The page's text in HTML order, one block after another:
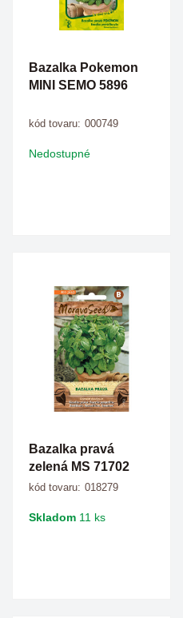
Bazalka Pokemon
MINI SEMO 5896
kód tovaru: 000749
Nedostupné
Bazalka pravá
zelená MS 71702
kód tovaru: 018279
Skladom 11 ks